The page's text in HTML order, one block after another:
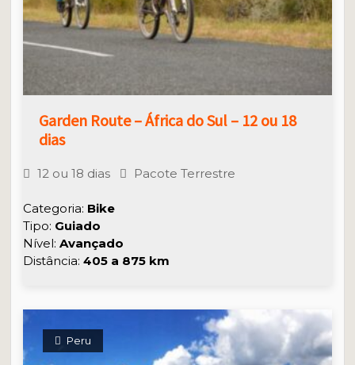
Garden Route – África do Sul – 12 ou 18
dias
12 ou 18 dias Pacote Terrestre
Categoria: Bike
Tipo: Guiado
Nível:Avançado
Distância:405 a 875 km
Peru